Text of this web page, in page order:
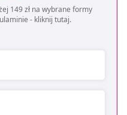
149 zł na wybrane formy
- kliknij tutaj.